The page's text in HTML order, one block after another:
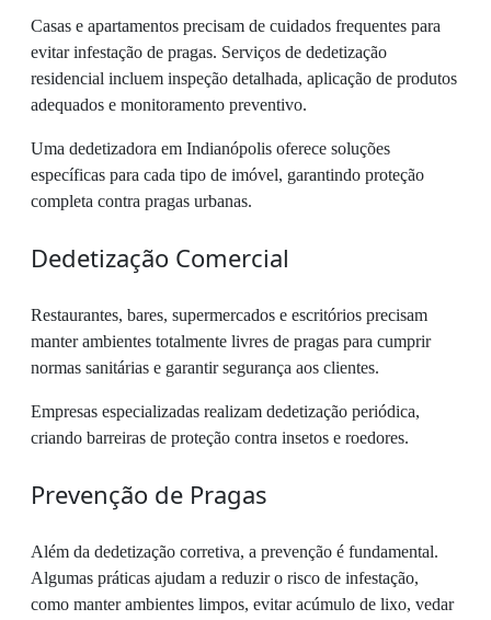
Casas e apartamentos precisam de cuidados frequentes para
evitar infestação de pragas. Serviços de dedetização
residencial incluem inspeção detalhada, aplicação de produtos
adequados e monitoramento preventivo.
Uma dedetizadora em Indianópolis oferece soluções
específicas para cada tipo de imóvel, garantindo proteção
completa contra pragas urbanas.
Dedetização Comercial
Restaurantes, bares, supermercados e escritórios precisam
manter ambientes totalmente livres de pragas para cumprir
normas sanitárias e garantir segurança aos clientes.
Empresas especializadas realizam dedetização periódica,
criando barreiras de proteção contra insetos e roedores.
Prevenção de Pragas
Além da dedetização corretiva, a prevenção é fundamental.
Algumas práticas ajudam a reduzir o risco de infestação,
como manter ambientes limpos, evitar acúmulo de lixo, vedar